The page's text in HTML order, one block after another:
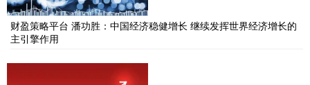
财盈策略平台 潘功胜：中国经济稳健增长 继续发挥世界经济增长的
主引擎作用